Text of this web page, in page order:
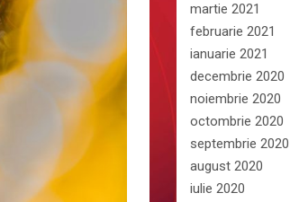
martie 2021
februarie 2021
ianuarie 2021
decembrie 2020
noiembrie 2020
octombrie 2020
septembrie 2020
august 2020
iulie 2020